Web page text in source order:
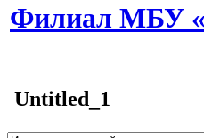
Филиал МБУ
Untitled_1